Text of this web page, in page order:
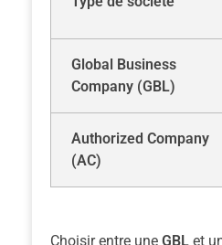
Global Business
Company (GBL)
Authorized Company
(AC)
Choisir entre une GBL et